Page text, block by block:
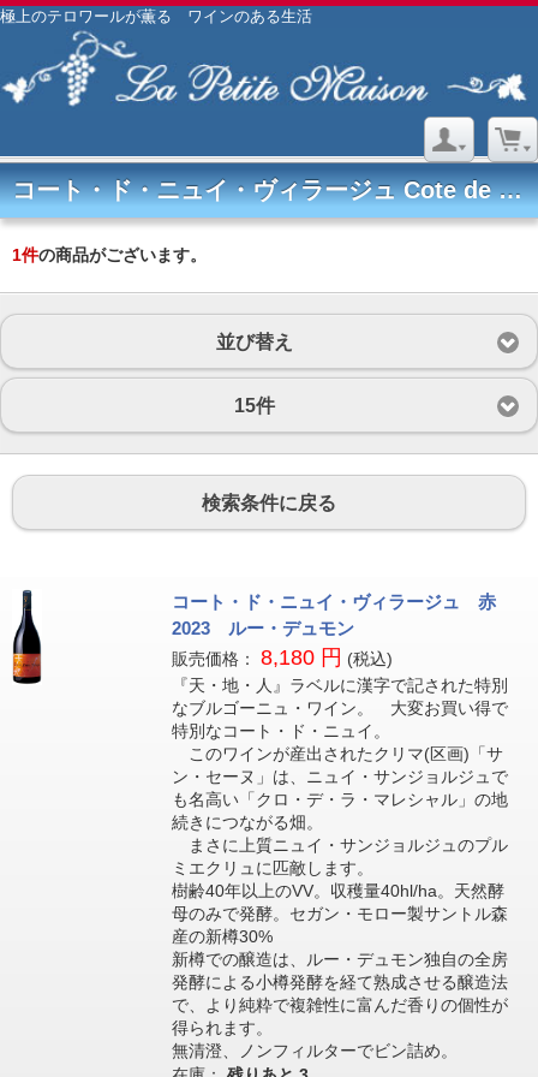
極上のテロワールが薫る ワインのある生活
コート・ド・ニュイ・ヴィラージュ Cote de Nuits Villages
1件の商品がございます。
並び替え
15件
検索条件に戻る
コート・ド・ニュイ・ヴィラージュ 赤
2023 ルー・デュモン
販売価格： 8,180 円 (税込)
『天・地・人』ラベルに漢字で記された特別
なブルゴーニュ・ワイン。 大変お買い得で
特別なコート・ド・ニュイ。
このワインが産出されたクリマ(区画)「サ
ン・セーヌ」は、ニュイ・サンジョルジュで
も名高い「クロ・デ・ラ・マレシャル」の地
続きにつながる畑。
まさに上質ニュイ・サンジョルジュのプル
ミエクリュに匹敵します。
樹齢40年以上のVV。収穫量40hl/ha。天然酵
母のみで発酵。セガン・モロー製サントル森
産の新樽30%
新樽での醸造は、ルー・デュモン独自の全房
発酵による小樽発酵を経て熟成させる醸造法
で、より純粋で複雑性に富んだ香りの個性が
得られます。
無清澄、ノンフィルターでビン詰め。